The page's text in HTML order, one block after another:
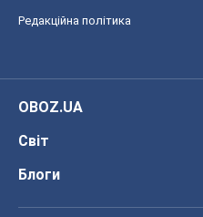
Редакційна політика
OBOZ.UA
Світ
Блоги